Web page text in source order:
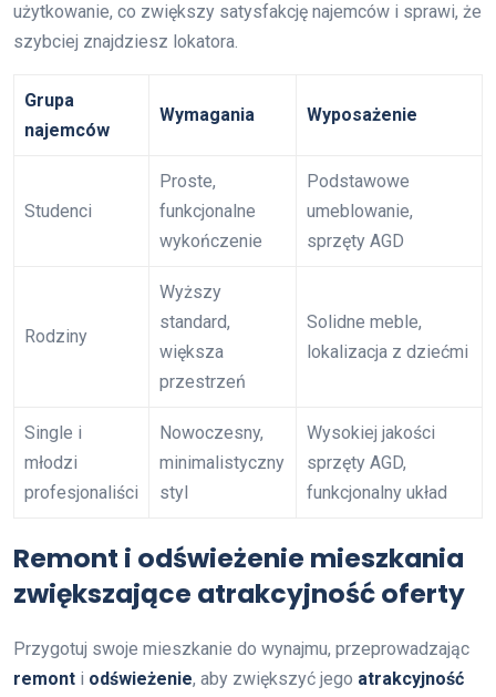
użytkowanie, co zwiększy satysfakcję najemców i sprawi, że
szybciej znajdziesz lokatora.
Grupa
najemców
Wymagania Wyposażenie
Studenci
Proste,
funkcjonalne
wykończenie
Podstawowe
umeblowanie,
sprzęty AGD
Rodziny
Wyższy
standard,
większa
przestrzeń
Solidne meble,
lokalizacja z dziećmi
Single i
młodzi
profesjonaliści
Nowoczesny,
minimalistyczny
styl
Wysokiej jakości
sprzęty AGD,
funkcjonalny układ
Remont i odświeżenie mieszkania
zwiększające atrakcyjność oferty
Przygotuj swoje mieszkanie do wynajmu, przeprowadzając
remont i odświeżenie, aby zwiększyć jego atrakcyjność